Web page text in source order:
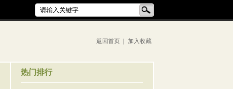
返回首页 加入收藏
热门排行